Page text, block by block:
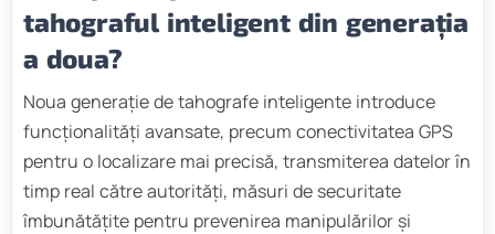
tahograful inteligent din generația
a doua?
Noua generație de tahografe inteligente introduce
funcționalități avansate, precum conectivitatea GPS
pentru o localizare mai precisă, transmiterea datelor în
timp real către autorități, măsuri de securitate
îmbunătățite pentru prevenirea manipulărilor și